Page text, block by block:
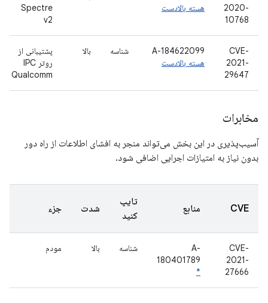
2020-
10768
هسته بالادست
Spectre
v2
CVE-
2021-
29647
A-184622099
هسته بالادست
شناسه بالا
پشتیبانی از
روتر IPC
Qualcomm
مخابرات
آسیب‌پذیری در این بخش می‌تواند منجر به افشای اطلاعات از راه دور
بدون نیاز به امتیازات اجرایی اضافی شود.
CVE منابع
تایپ
کنید
شدت جزء
CVE-
2021-
27666
A-
180401789
*
شناسه بالا مودم